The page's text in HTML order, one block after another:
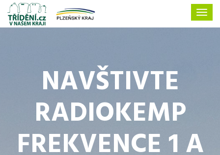
NAVŠTIVTE
RADIOKEMP
FREKVENCE 1 A